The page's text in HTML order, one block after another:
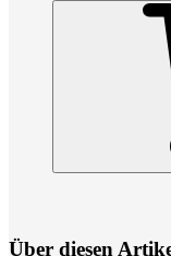
Über diesen